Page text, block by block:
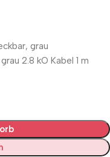
grau
2.8 kO Kabel 1 m